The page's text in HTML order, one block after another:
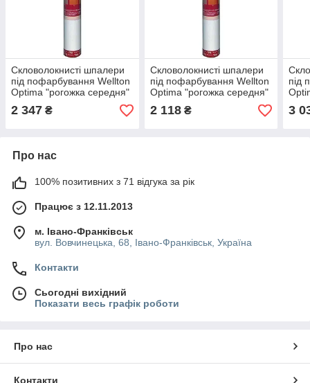
Скловолокнисті шпалери
під пофарбування Wellton
Optima "рогожка середня"
WO1130, 1*25м
2 347 ₴
Скловолокнисті шпалери
під пофарбування Wellton
Optima "рогожка середня"
WO1110, 1*25м
2 118₴
під
3
Про нас
100% позитивних з 71 відгука за рік
Працює з 12.11.2013
м. Івано-Франківськ
вул. Вовчинецька, 68, Івано-Франківськ, Україна
Контакти
Сьогодні вихідний
Показати весь графік роботи
Про нас
Контакти